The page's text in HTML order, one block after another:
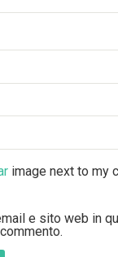
image next to my
e sito web in